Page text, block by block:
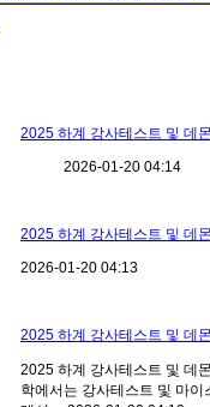
2025 하계 강사테스트 및 데
2026-01-20 04:14
2025 하계 강사테스트 및 데
2026-01-20 04:13
2025 하계 강사테스트 및 데
2025 하계 강사테스트 및
학에서는 강사테스트 및 마이